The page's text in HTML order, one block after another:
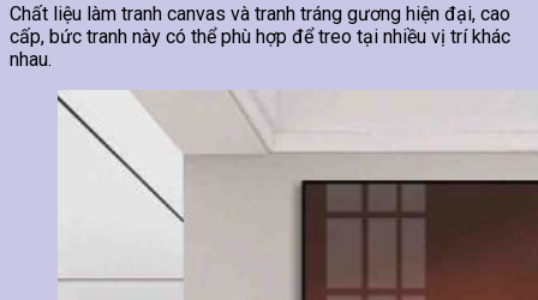
Chất liệu làm tranh canvas và tranh tráng gương hiện đại, cao
cấp, bức tranh này có thể phù hợp để treo tại nhiều vị trí khác
nhau.